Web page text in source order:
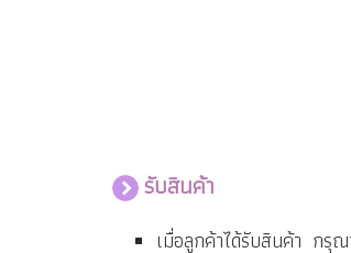
รับสินค้า
เมื่อลูกค้าได้รับสินค้า กรุ